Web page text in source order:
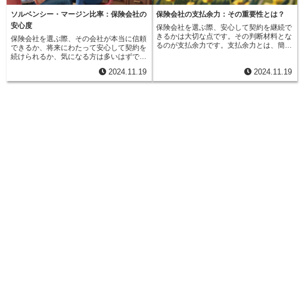
ソルベンシー・マージン比率：保険会社の
安心度
保険会社を選ぶ際、その会社が本当に信頼
できるか、将来にわたって安心して契約を
続けられるか、気になる方は多いはずで
ー・マージン比率です。これは、例えるな
ら保険会社の体力、つまり支払余力を示す
2024.11.19
保険会社の支払余力：その重要性とは？
保険会社を選ぶ際、安心して契約を継続で
きるかは大切な点です。その判断材料とな
るのが支払余力です。支払余力とは、簡単
社は日々様々なリスクに備えて事業を行っ
ていますが、予測できる範囲のリスクだけ
2024.11.19
b